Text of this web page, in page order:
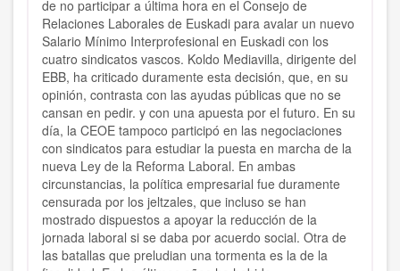
de no participar a última hora en el Consejo de
Relaciones Laborales de Euskadi para avalar un nuevo
Salario Mínimo Interprofesional en Euskadi con los
cuatro sindicatos vascos. Koldo Mediavilla, dirigente del
EBB, ha criticado duramente esta decisión, que, en su
opinión, contrasta con las ayudas públicas que no se
cansan en pedir. y con una apuesta por el futuro. En su
día, la CEOE tampoco participó en las negociaciones
con sindicatos para estudiar la puesta en marcha de la
nueva Ley de la Reforma Laboral. En ambas
circunstancias, la política empresarial fue duramente
censurada por los jeltzales, que incluso se han
mostrado dispuestos a apoyar la reducción de la
jornada laboral si se daba por acuerdo social. Otra de
las batallas que preludian una tormenta es la de la